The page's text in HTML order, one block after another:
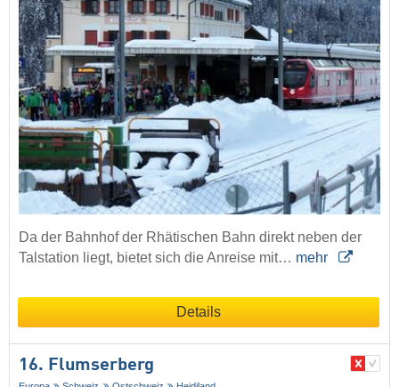
Da der Bahnhof der Rhätischen Bahn direkt neben der
Talstation liegt, bietet sich die Anreise mit… mehr
Details
16. Flumserberg